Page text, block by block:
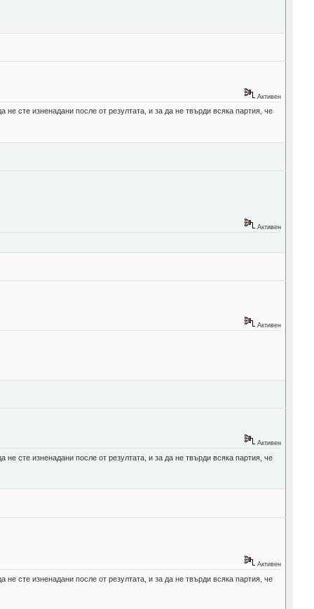
Активен
сте изненадани после от резултата, и за да не твърди всяка партия, че
Активен
Активен
Активен
сте изненадани после от резултата, и за да не твърди всяка партия, че
Активен
сте изненадани после от резултата, и за да не твърди всяка партия, че